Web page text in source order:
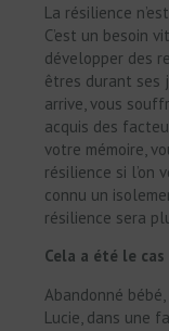
La résilience
C’est un besoin
développer des
êtres durant ses
arrive, vous
acquis des
votre mémoire,
résilience si l’on
connu un
résilience sera
Cela a été le cas
Abandonné
Lucie, dans une